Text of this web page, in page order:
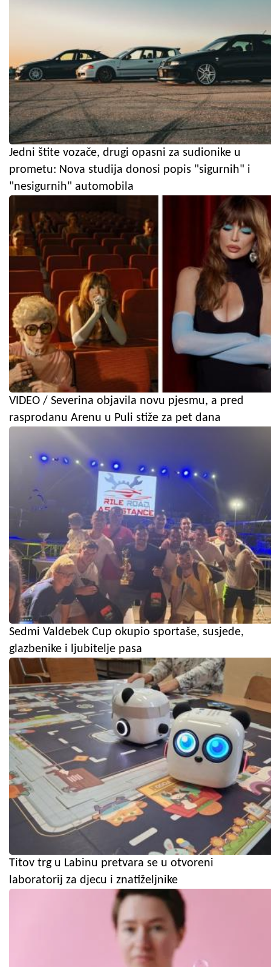
Jedni štite vozače, drugi opasni za sudionike u
prometu: Nova studija donosi popis "sigurnih" i
"nesigurnih" automobila
VIDEO / Severina objavila novu pjesmu, a pred
rasprodanu Arenu u Puli stiže za pet dana
Sedmi Valdebek Cup okupio sportaše, susjede,
glazbenike i ljubitelje pasa
Titov trg u Labinu pretvara se u otvoreni
laboratorij za djecu i znatiželjnike